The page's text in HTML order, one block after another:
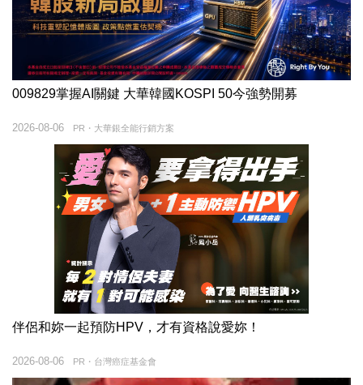
009829掌握AI關鍵 大華韓國KOSPI 50今強勢開募
PR・大華銀全能行銷方案
2026-08-06
伴侶和妳一起預防HPV，才有資格說愛妳！
PR・台灣癌症基金會
2026-08-06